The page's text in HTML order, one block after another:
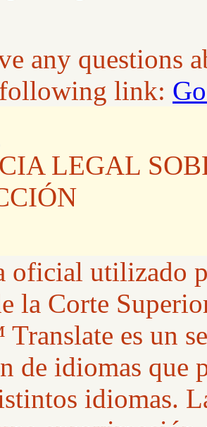
any questions
link:
LEGAL
oficial utilizado
la Corte
es un
de idiomas que
idiomas.